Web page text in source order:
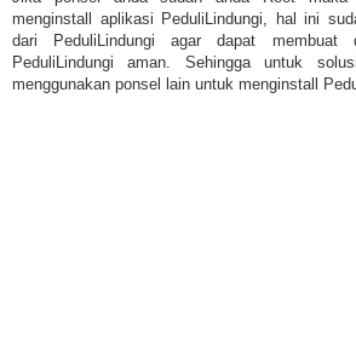
menginstall aplikasi PeduliLindungi, hal ini
dari PeduliLindungi agar dapat
PeduliLindungi aman. Sehingga untuk
menggunakan ponsel lain untuk menginstall